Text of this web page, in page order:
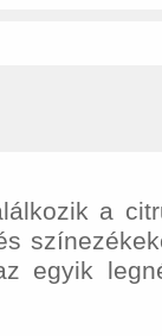
a
egyik